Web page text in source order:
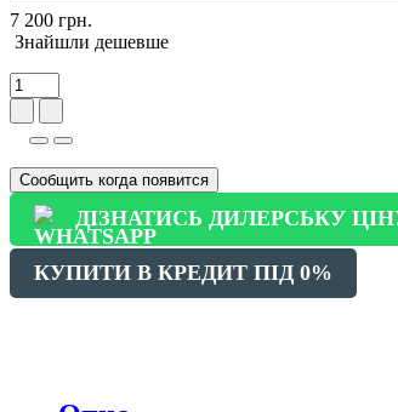
7 200 грн.
Знайшли дешевше
Сообщить когда появится
ДІЗНАТИСЬ ДИЛЕРСЬКУ
КУПИТИ В КРЕДИТ ПІД 0%